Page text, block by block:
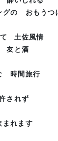
ングの お
がれて 土
で構築
ックな 時
ルー 許
に 飲ま